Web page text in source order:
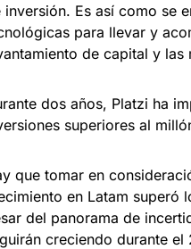
inversión. Es así como se
para llevar y
de capital y
dos años, Platzi ha
superiores al
que tomar en
en Latam superó
del panorama de
creciendo durante el